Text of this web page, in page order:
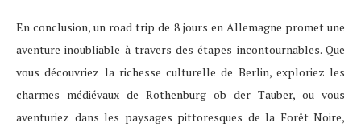
En conclusion, un road trip de 8 jours en Allemagne promet une
aventure inoubliable à travers des étapes incontournables. Que
vous découvriez la richesse culturelle de Berlin, exploriez les
charmes médiévaux de Rothenburg ob der Tauber, ou vous
aventuriez dans les paysages pittoresques de la Forêt Noire,